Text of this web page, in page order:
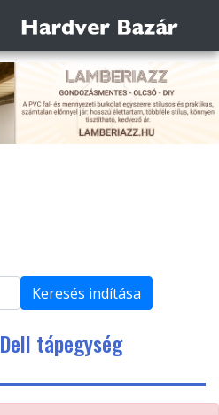
Keresés indítása
Dell tápegység